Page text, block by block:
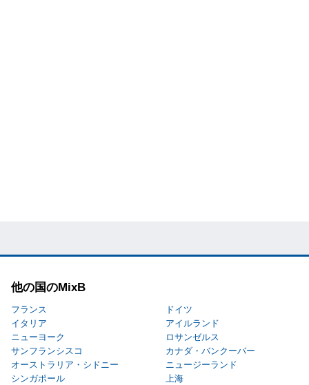
他の国のMixB
フランス
ドイツ
イタリア
アイルランド
ニューヨーク
ロサンゼルス
サンフランシスコ
カナダ・バンクーバー
オーストラリア・シドニー
ニュージーランド
シンガポール
上海